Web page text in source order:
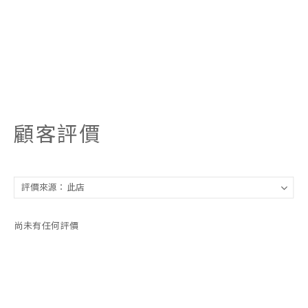
顧客評價
尚未有任何評價